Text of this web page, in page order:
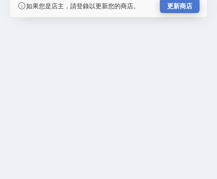
如果您是店主，請登錄以更新您的商店。 更新商店